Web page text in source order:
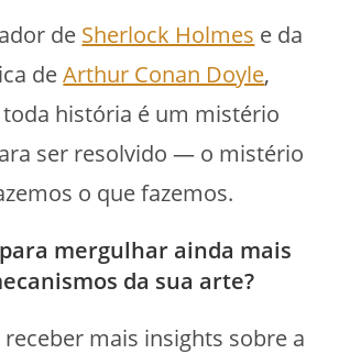
de Sherlock Holmes e da
deArthur Conan Doyle,
história é um mistério
ser resolvido — o mistério
o que fazemos.
mergulhar ainda mais
da sua arte?
receber mais insights sobre a